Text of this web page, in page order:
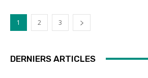
1 2 3
DERNIERS ARTICLES